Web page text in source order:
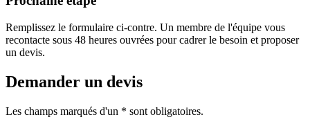
Remplissez le formulaire ci-contre. Un membre de l'équipe vous
recontacte sous 48 heures ouvrées pour cadrer le besoin et proposer
un devis.
Demander un devis
Les champs marqués d'un * sont obligatoires.